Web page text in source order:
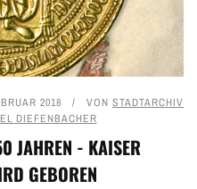
2018 VON STADTARCHIV
DIEFENBACHER
JAHREN - KAISER
GEBOREN